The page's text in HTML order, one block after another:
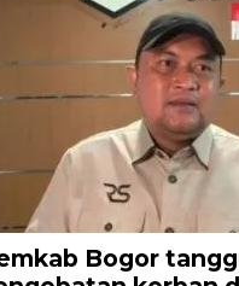
Bogor